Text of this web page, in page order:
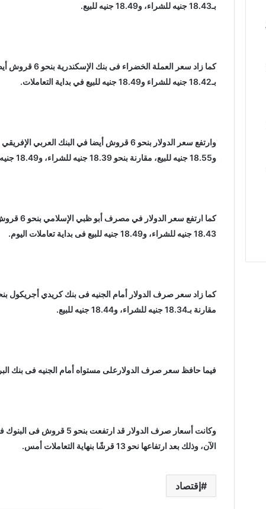
بـ18.43 جنيه للشراء، و18.49 جنيه للبيع.
بـ18.42 جنيه للشراء و18.49 جنيه للبيع في بداية التعاملات.
و18.55 جنيه للبيع، مقارنة بنحو 18.39 جنيه للشراء، و18.49 جنيه للبيع.
18.43 جنيه للشراء، و18.49 جنيه للبيع فى بداية تعاملات اليوم.
مقارنة بـ18.34 جنيه للشراء، و18.44 جنيه للبيع.
فيما حافظ سعر صرف الدولارعلى مستواه أمام الجنيه فى بنك البركة عند 18.34 جنيه للشراء، و18.44
الآن، وذلك بعد ارتفاعها نحو 13 قرشًا بنهاية التعاملات أمس.
إقتصاد